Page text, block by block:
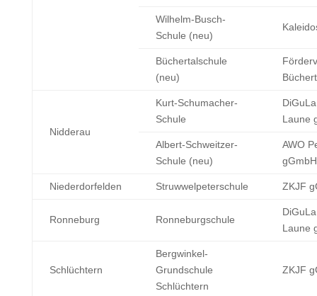
Wilhelm-Busch-
Schule (neu)
Büchertalschule
(neu)
Nidderau
Kurt-Schumacher-
Schule
Laune
Albert-Schweitzer-
Schule (neu)
AWO
gGmbH
Niederdorfelden Struwwelpeterschule ZKJF
Ronneburg Ronneburgschule
Laune
Schlüchtern
Bergwinkel-
Grundschule
Schlüchtern
ZKJF